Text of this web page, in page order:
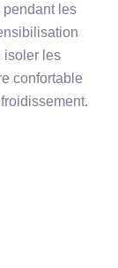
pendant les
isoler les
confortable